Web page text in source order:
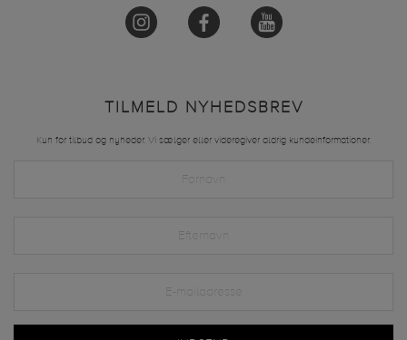
TILMELD NYHEDSBREV
Kun for tilbud og nyheder. Vi sælger eller videregiver aldrig kundeinformationer.